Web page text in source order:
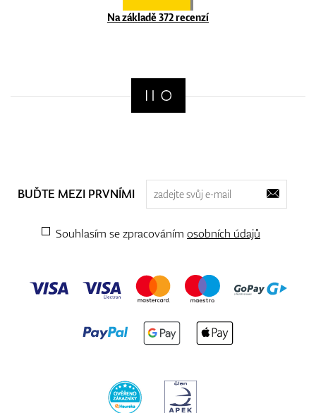
Na základě 372 recenzí
BUĎTE MEZI PRVNÍMI
Souhlasím se zpracováním osobních údajů